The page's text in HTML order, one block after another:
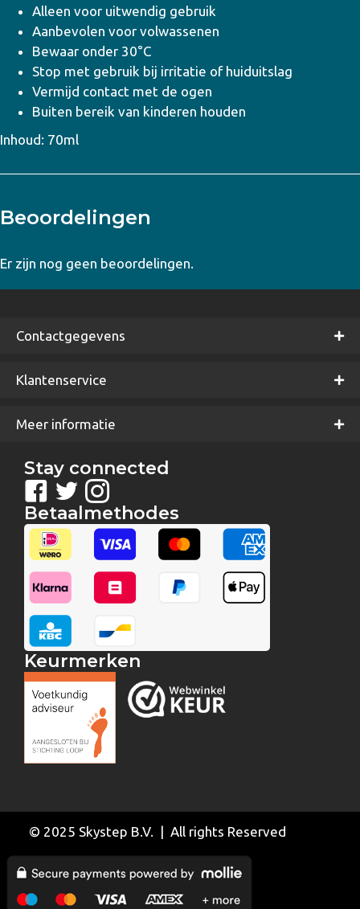
Alleen voor uitwendig gebruik
Aanbevolen voor volwassenen
Bewaar onder 30°C
Stop met gebruik bij irritatie of huiduitslag
Vermijd contact met de ogen
Buiten bereik van kinderen houden
Inhoud: 70ml
Beoordelingen
Er zijn nog geen beoordelingen.
Contactgegevens
Klantenservice
Meer informatie
Stay connected
Betaalmethodes
Keurmerken
© 2025 Skystep B.V. | All rights Reserved